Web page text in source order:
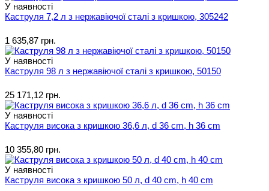
У наявності
Каструля 7,2 л з нержавіючої сталі з кришкою, 305242
1 635,87 грн.
У наявності
Каструля 98 л з нержавіючої сталі з кришкою, 50150
25 171,12 грн.
У наявності
Каструля висока з кришкою 36,6 л, d 36 cm, h 36 cm
10 355,80 грн.
У наявності
Каструля висока з кришкою 50 л, d 40 cm, h 40 cm